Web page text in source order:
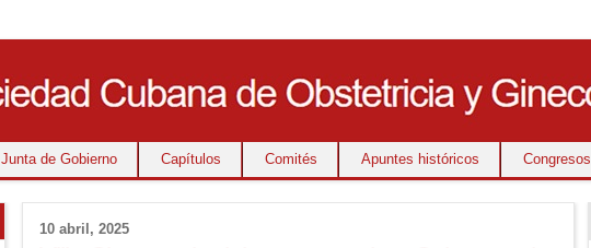
Junta de Gobierno Capítulos Comités Apuntes históricos Congresos
10 abril, 2025